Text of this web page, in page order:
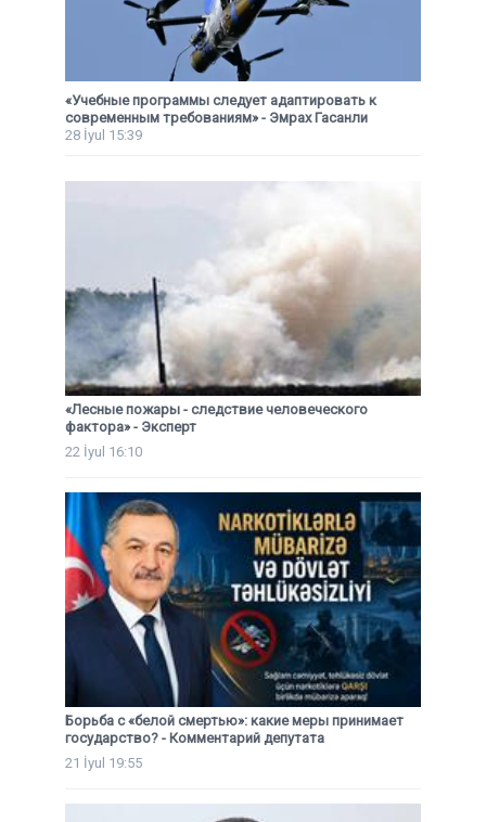
«Учебные программы следует адаптировать к
современным требованиям» - Эмрах Гасанли
28 İyul 15:39
«Лесные пожары - следствие человеческого
фактора» - Эксперт
22 İyul 16:10
Борьба с «белой смертью»: какие меры принимает
государство? - Комментарий депутата
21 İyul 19:55